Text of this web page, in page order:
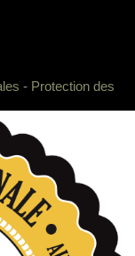
- Protection des